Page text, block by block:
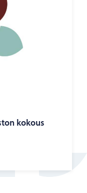
ko­kous